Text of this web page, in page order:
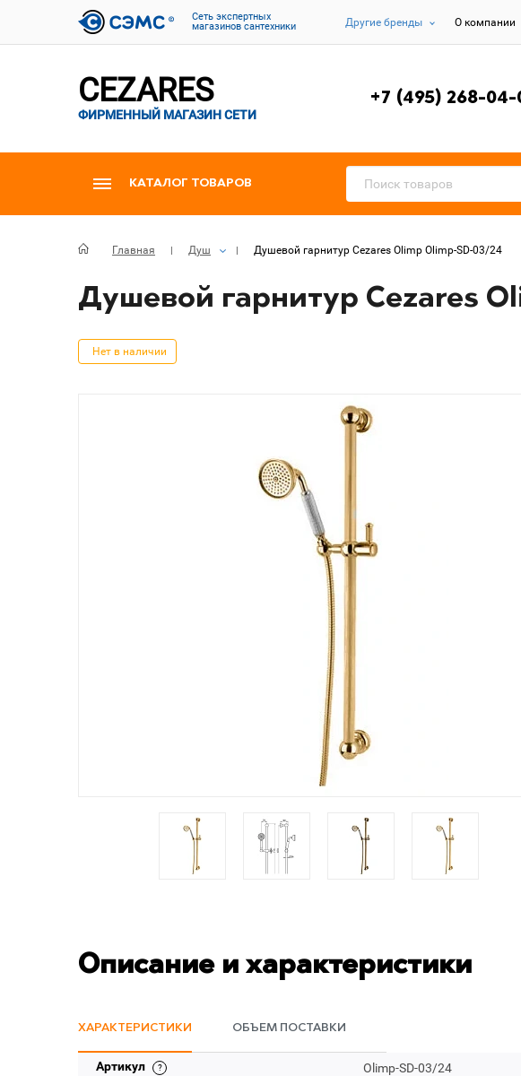
Cеть экспертных
магазинов сантехники
Другие бренды О компании
CEZARES
ФИРМЕННЫЙ МАГАЗИН СЕТИ
+7 (495) 268-04-
КАТАЛОГ ТОВАРОВ
Главная Душ Душевой гарнитур Cezares Olimp Olimp-SD-03/24
Душевой гарнитур Cezares
Нет в наличии
Описание и характеристики
ХАРАКТЕРИСТИКИ ОБЪЕМ ПОСТАВКИ
Артикул
Olimp-SD-03/24